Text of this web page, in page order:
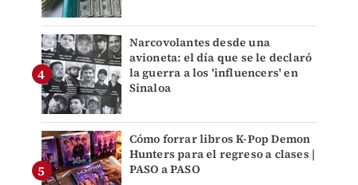
Narcovolantes desde una
avioneta: el día que se le declaró
la guerra a los 'influencers' en
Sinaloa
Cómo forrar libros K-Pop Demon
Hunters para el regreso a clases |
PASO a PASO